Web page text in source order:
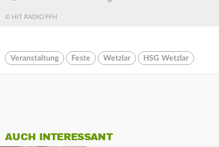
© HIT RADIO FFH
Veranstaltung Feste Wetzlar HSG Wetzlar
AUCH INTERESSANT